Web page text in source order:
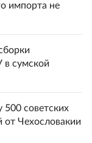
импорта не
сумской
советских
от Чехословакии